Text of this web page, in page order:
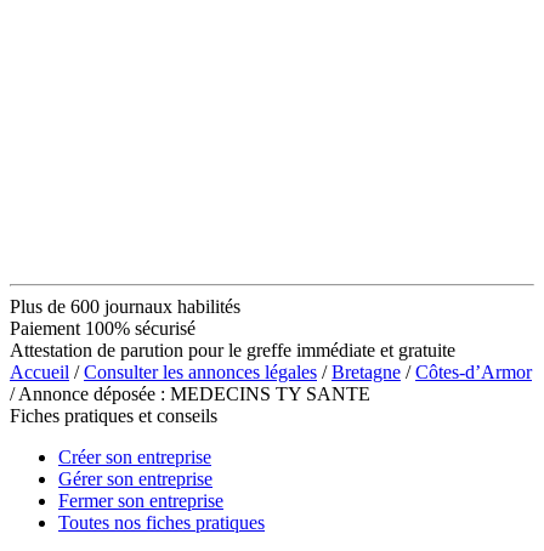
Plus de 600 journaux habilités
Paiement 100% sécurisé
Attestation de parution pour le greffe immédiate et gratuite
Accueil /Consulter les annonces légales /Bretagne /Côtes-d’Armor
/ Annonce déposée : MEDECINS TY SANTE
Fiches pratiques et conseils
Créer son entreprise
Gérer son entreprise
Fermer son entreprise
Toutes nos fiches pratiques